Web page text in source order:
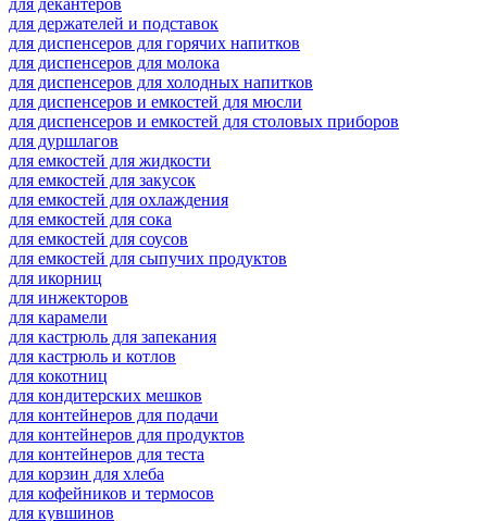
для декантеров
для держателей и подставок
для диспенсеров для горячих напитков
для диспенсеров для молока
для диспенсеров для холодных напитков
для диспенсеров и емкостей для мюсли
для диспенсеров и емкостей для столовых приборов
для дуршлагов
для емкостей для жидкости
для емкостей для закусок
для емкостей для охлаждения
для емкостей для сока
для емкостей для соусов
для емкостей для сыпучих продуктов
для икорниц
для инжекторов
для карамели
для кастрюль для запекания
для кастрюль и котлов
для кокотниц
для кондитерских мешков
для контейнеров для подачи
для контейнеров для продуктов
для контейнеров для теста
для корзин для хлеба
для кофейников и термосов
для кувшинов